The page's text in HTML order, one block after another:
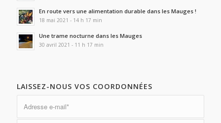
En route vers une alimentation durable dans les Mauges !
18 mai 2021 - 14 h 17 min
Une trame nocturne dans les Mauges
30 avril 2021 - 11 h 17 min
LAISSEZ-NOUS VOS COORDONNÉES